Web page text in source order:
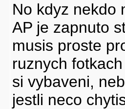
No kdyz nekdo
AP je zapnuto
musis proste
ruznych
si vybaveni,
jestli neco